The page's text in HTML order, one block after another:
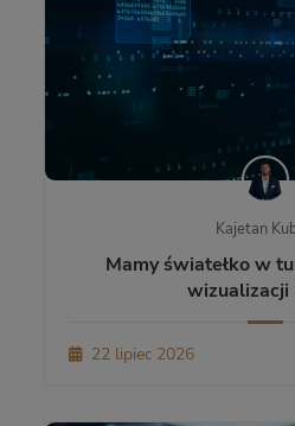
Kajetan
Mamy światełko w
wizualizacji
22 lipiec 2026